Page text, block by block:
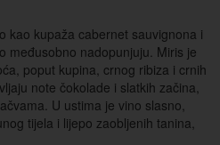
kao kupaža cabernet sauvignona i
međusobno nadopunjuju. Miris je
poput kupina, crnog ribiza i crnih
note čokolade i slatkih začina,
U ustima je vino slasno,
tijela i lijepo zaobljenih tanina,